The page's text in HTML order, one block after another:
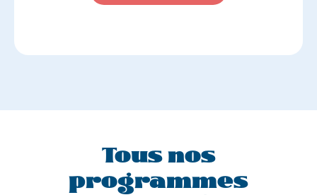
Tous nos
programmes